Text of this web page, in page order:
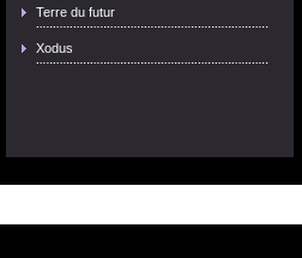
Terre du futur
Xodus